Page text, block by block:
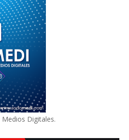
Digitales.